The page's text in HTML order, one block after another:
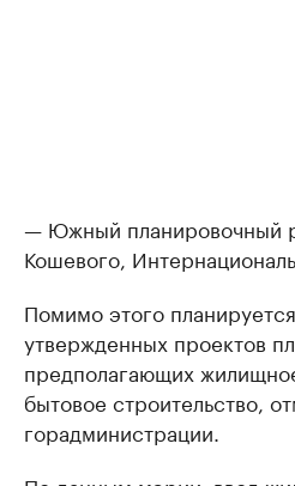
— Южный планировочный
Кошевого,
Помимо этого
утвержденных проектов
предполагающих
бытовое строительство,
горадминистрации.